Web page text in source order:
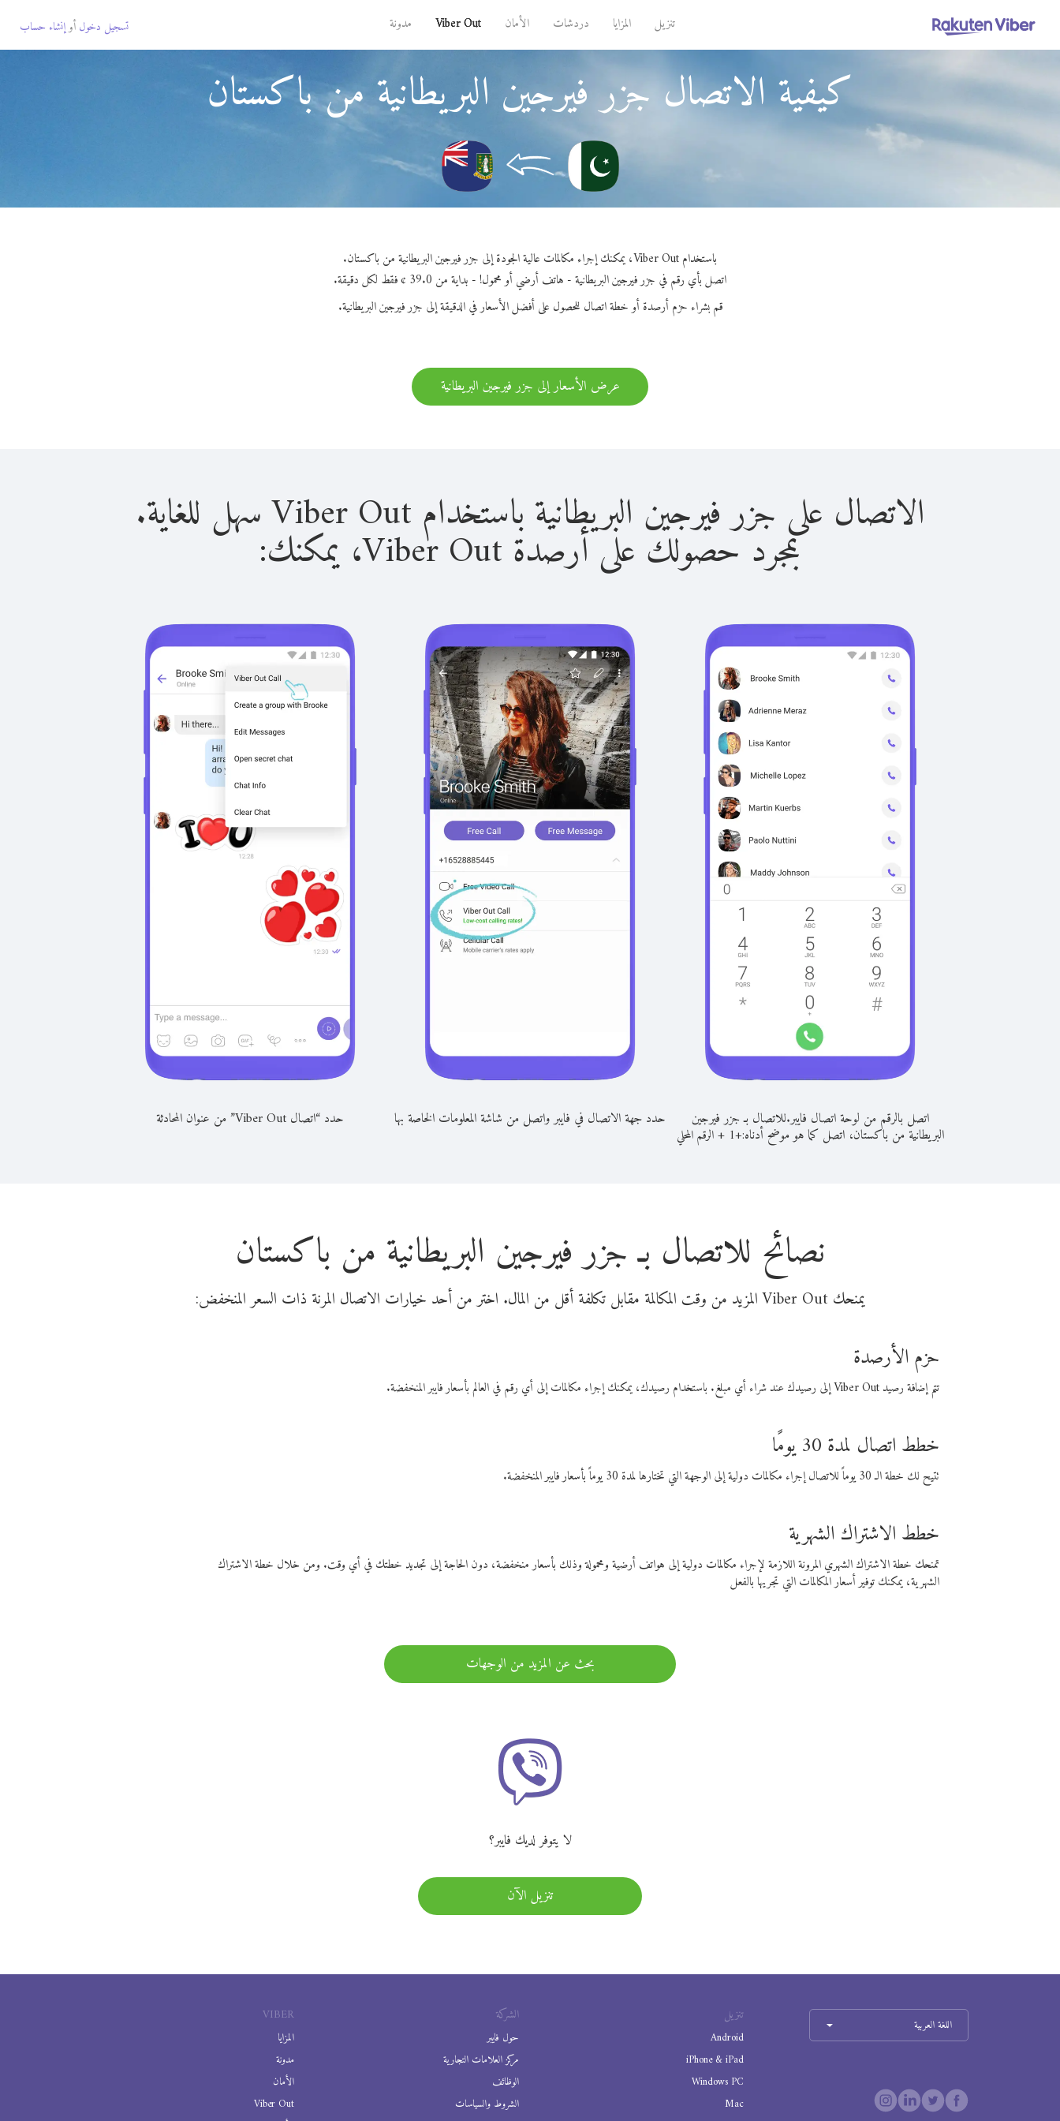
تنزيل المزايا دردشات الأمان Viber Out مدونة تسجيل دخول أوإنشاء حساب
كيفية الاتصال جزر فيرجين البريطانية من باكستان
باستخدام Viber Out، يمكنك إجراء مكالمات عالية الجودة إلى جزر فيرجين البريطانية من باكستان.
اتصل بأي رقم في جزر فيرجين البريطانية - هاتف أرضي أو محمول! - بداية من 39.0 ¢ فقط لكل دقيقة.
قم بشراء حزم أرصدة أو خطة اتصال للحصول على أفضل الأسعار في الدقيقة إلى جزر فيرجين البريطانية.
عرض الأسعار إلى جزر فيرجين البريطانية
الاتصال على جزر فيرجين البريطانية باستخدام Viber Out سهل للغاية.
بمجرد حصولك على أرصدة Viber Out، يمكنك:
اتصل بالرقم من لوحة اتصال فايبر.للاتصال بـ جزر فيرجين
البريطانية من باكستان، اتصل كما هو موضح أدناه:+
1
+الرقم المحلي
حدد جهة الاتصال في فايبر واتصل من شاشة المعلومات الخاصة بها حدد “اتصال Viber Out” من عنوان المحادثة
نصائح للاتصال بـ جزر فيرجين البريطانية من باكستان
يمنحك Viber Out المزيد من وقت المكالمة مقابل تكلفة أقل من المال. اختر من أحد خيارات الاتصال المرنة ذات السعر المنخفض:
حزم الأرصدة
تتم إضافة رصيد Viber Out إلى رصيدك عند شراء أي مبلغ. باستخدام رصيدك، يمكنك إجراء مكالمات إلى أي رقم في العالم بأسعار فايبر المنخفضة.
خطط اتصال لمدة 30 يومًا
تتيح لك خطة الـ 30 يوماً للاتصال إجراء مكالمات دولية إلى الوجهة التي تختارها لمدة 30 يوماً بأسعار فايبر المنخفضة.
خطط الاشتراك الشهرية
تمنحك خطة الاشتراك الشهري المرونة اللازمة لإجراء مكالمات دولية إلى هواتف أرضية ومحمولة وذلك بأسعار منخفضة، دون الحاجة إلى تجديد خطتك في أي وقت. ومن خلال خطة الاشتراك
الشهرية، يمكنك توفير أسعار المكالمات التي تجريها بالفعل
بحث عن المزيد من الوجهات
لا يتوفر لديك فايبر؟
تنزيل الآن
VIBER
المزايا
مدونة
الأمان
Viber Out
الشركة
حول فايبر
مركز العلامات التجارية
الوظائف
الشروط والسياسات
تنزيل
Android
iPhone & iPad
Windows PC
Mac
اللغة العربية